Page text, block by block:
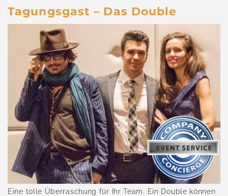
Tagungsgast – Das Double
Eine tolle Überraschung für Ihr Team. Ein Double können